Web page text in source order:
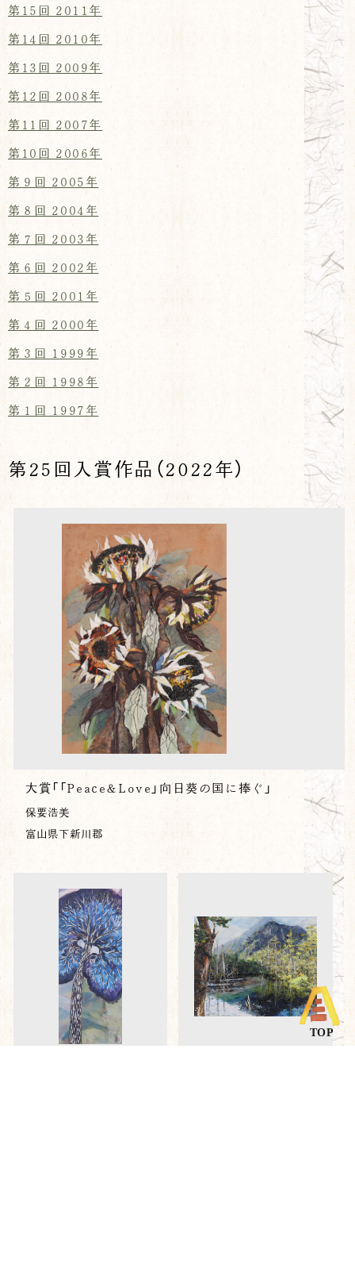
第15回 2011年
第14回 2010年
第13回 2009年
第12回 2008年
第11回 2007年
第10回 2006年
第９回 2005年
第８回 2004年
第７回 2003年
第６回 2002年
第５回 2001年
第４回 2000年
第３回 1999年
第２回 1998年
第１回 1997年
第25回入賞作品（2022年）
大賞「「Peace&Love」向日葵の国に捧ぐ」
保要浩美
富山県下新川郡